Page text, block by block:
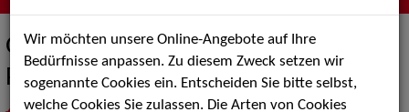
Gebrüder Blattschuss-Beppo
Pohlmann
Wir möchten unsere Online-Angebote auf Ihre
Bedürfnisse anpassen. Zu diesem Zweck setzen wir
sogenannte Cookies ein. Entscheiden Sie bitte selbst,
welche Cookies Sie zulassen. Die Arten von Cookies